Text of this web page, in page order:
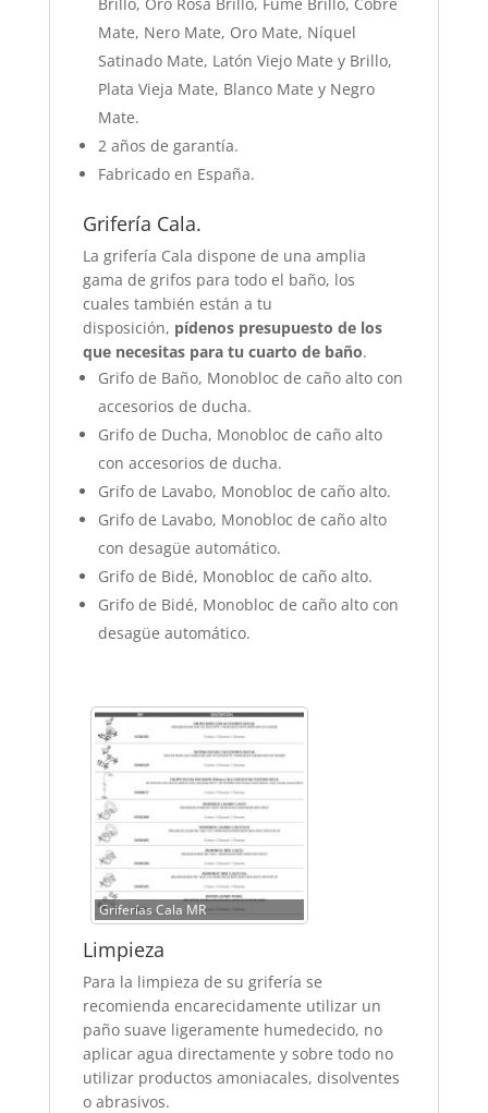
Mate, Nero Mate, Oro Mate, Níquel
Satinado Mate, Latón Viejo Mate y Brillo,
Plata Vieja Mate, Blanco Mate y Negro
Mate.
2 años de garantía.
Fabricado en España.
Grifería Cala.
La grifería Cala dispone de una amplia
gama de grifos para todo el baño, los
cuales también están a tu
disposición, pídenos presupuesto de los
que necesitas para tu cuarto de baño.
Grifo de Baño, Monobloc de caño alto con
accesorios de ducha.
Grifo de Ducha, Monobloc de caño alto
con accesorios de ducha.
Grifo de Lavabo, Monobloc de caño alto.
Grifo de Lavabo, Monobloc de caño alto
con desagüe automático.
Grifo de Bidé, Monobloc de caño alto.
Grifo de Bidé, Monobloc de caño alto con
desagüe automático.
Griferías Cala MR
Limpieza
Para la limpieza de su grifería se
recomienda encarecidamente utilizar un
paño suave ligeramente humedecido, no
aplicar agua directamente y sobre todo no
utilizar productos amoniacales, disolventes
o abrasivos.